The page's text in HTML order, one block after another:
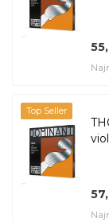
Top Seller